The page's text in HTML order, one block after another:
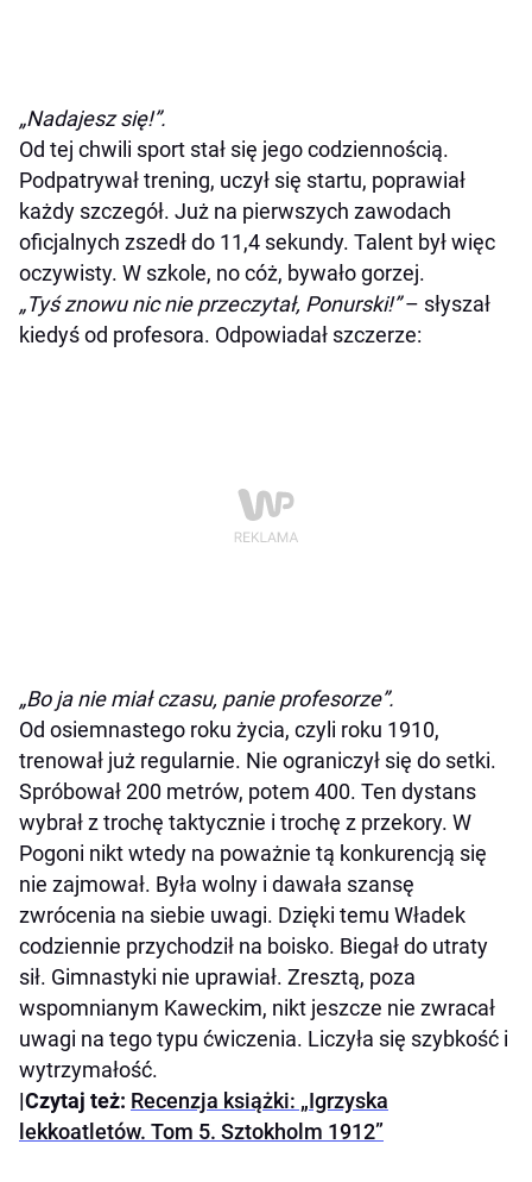
„Nadajesz się!”.
Od tej chwili sport stał się jego codziennością.
Podpatrywał trening, uczył się startu, poprawiał
każdy szczegół. Już na pierwszych zawodach
oficjalnych zszedł do 11,4 sekundy. Talent był więc
oczywisty. W szkole, no cóż, bywało gorzej.
„Tyś znowu nic nie przeczytał, Ponurski!”– słyszał
kiedyś od profesora. Odpowiadał szczerze:
„Bo ja nie miał czasu, panie profesorze”.
Od osiemnastego roku życia, czyli roku 1910,
trenował już regularnie. Nie ograniczył się do setki.
Spróbował 200 metrów, potem 400. Ten dystans
wybrał z trochę taktycznie i trochę z przekory. W
Pogoni nikt wtedy na poważnie tą konkurencją się
nie zajmował. Była wolny i dawała szansę
zwrócenia na siebie uwagi. Dzięki temu Władek
codziennie przychodził na boisko. Biegał do utraty
sił. Gimnastyki nie uprawiał. Zresztą, poza
wspomnianym Kaweckim, nikt jeszcze nie zwracał
uwagi na tego typu ćwiczenia. Liczyła się szybkość i
wytrzymałość.
|Czytaj też: Recenzja książki: „Igrzyska
lekkoatletów. Tom 5. Sztokholm 1912”